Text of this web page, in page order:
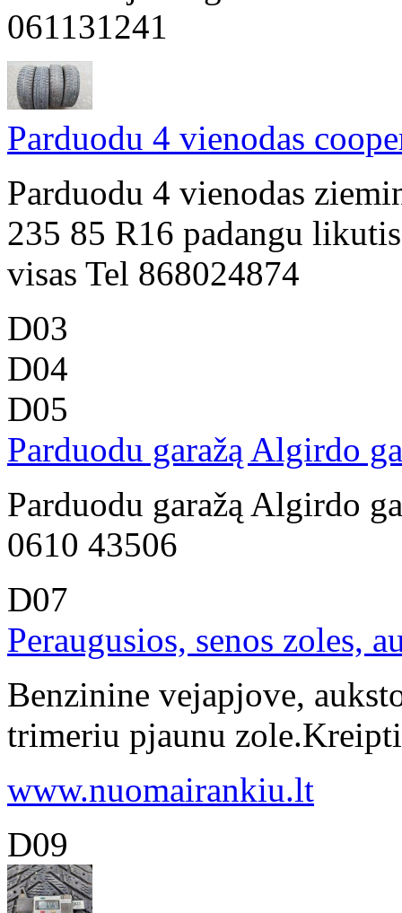
061131241
Parduodu 4 vienodas
Parduodu 4 vienodas
235 85 R16 padangu
visas Tel 868024874
D03
D04
D05
Parduodu garažą Algirdo
Parduodu garažą Algirdo
0610 43506
D07
Peraugusios, senos zoles,
Benzinine vejapjove,
trimeriu pjaunu
www.nuomairankiu.lt
D09